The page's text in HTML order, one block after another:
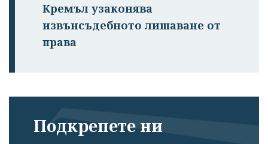
Кремъл узаконява
извънсъдебното лишаване от
права
Подкрепете ни